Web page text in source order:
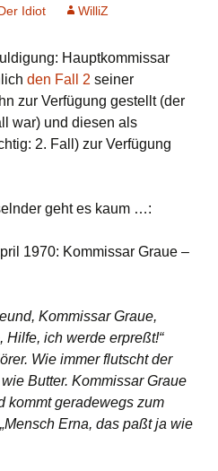
Idiot WilliZ
Hauptkommissar
den Fall 2 seiner
zur Verfügung gestellt (der
war) und diesen als
2. Fall) zur Verfügung
geht es kaum …:
1970: Kommissar Graue –
Kommissar Graue,
Hilfe, ich werde erpreßt!“
Wie immer flutscht der
Butter. Kommissar Graue
kommt geradewegs zum
Erna, das paßt ja wie